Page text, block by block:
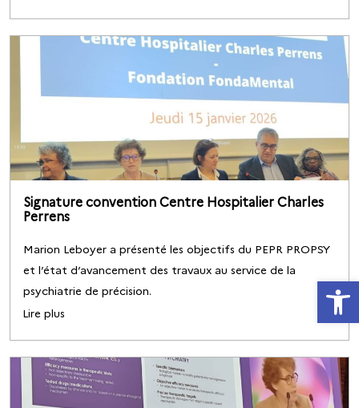
Ouvrir
Signature convention Centre Hospitalier Charles
Perrens
Marion Leboyer a présenté les objectifs du PEPR PROPSY
et l’état d’avancement des travaux au service de la
psychiatrie de précision.
Lire plus